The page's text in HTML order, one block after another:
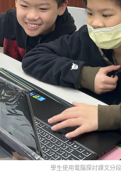
學生使用電腦探討課文分